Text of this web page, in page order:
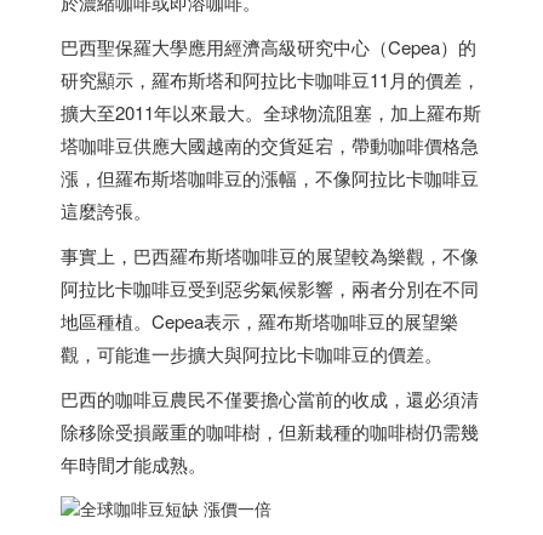
巴西聖保羅大學應用經濟高級研究中心（Cepea）的
研究顯示，羅布斯塔和阿拉比卡咖啡豆11月的價差，
擴大至2011年以來最大。全球物流阻塞，加上羅布斯
塔咖啡豆供應大國越南的交貨延宕，帶動咖啡價格急
漲，但羅布斯塔咖啡豆的漲幅，不像阿拉比卡咖啡豆
這麼誇張。
事實上， 巴西羅布斯塔咖啡豆的展望較為樂觀，不像
阿拉比卡咖啡豆受到惡劣氣候影響，兩者分別在不同
地區種植。Cepea表示，羅布斯塔咖啡豆的展望樂
觀，可能進一步擴大與阿拉比卡咖啡豆的價差。
巴西的咖啡豆農民不僅要擔心當前的收成，還必須清
除移除受損嚴重的咖啡樹，但新栽種的咖啡樹仍需幾
年時間才能成熟。